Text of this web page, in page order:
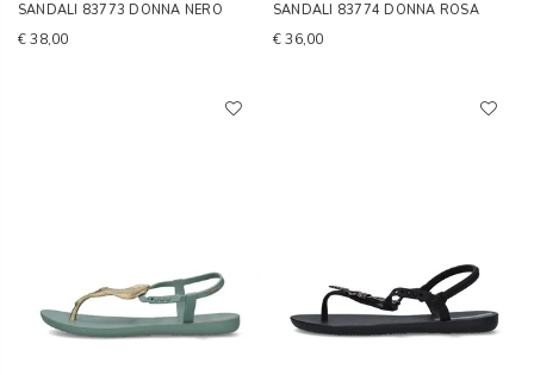
SANDALI 83773 DONNA NERO
€ 38,00
SANDALI 83774 DONNA ROSA
€ 36,00